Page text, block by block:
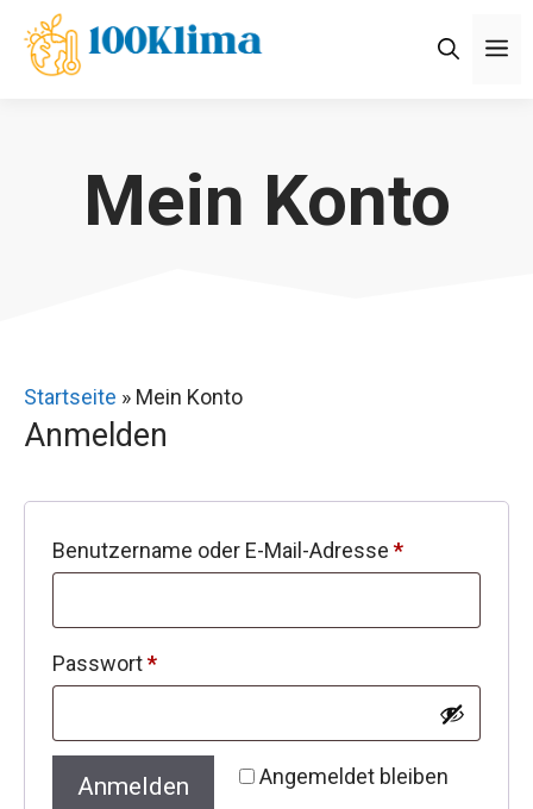
Inhalt
springen
Mein Konto
Startseite » Mein Konto
Anmelden
Benutzername oder E-Mail-Adresse *Erforderlich
Passwort*Erforderlich
Angemeldet bleiben
Anmelden